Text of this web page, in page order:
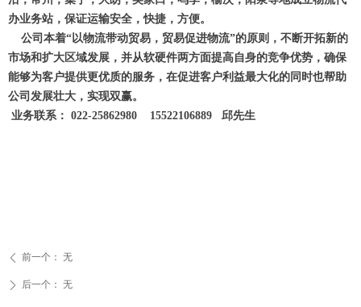
办业务站，保证运输安全，快捷，方便。
公司本着“以物流带动贸易，贸易促进物流”的原则，不断开拓新的
市场和扩大区域发展，并从软硬件两方面提高自身的竞争优势，确保
能够为客户提供更优质的服务，在促进客户利益最大化的同时也帮助
公司发展壮大，实现双赢。
业务联系： 022-25862980 15522106889 邱先生
ꄴ 前一个： 无
ꄲ 后一个： 无